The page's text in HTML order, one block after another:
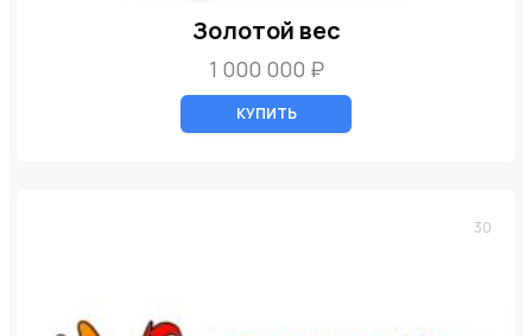
Золотой вес
1 000 000 ₽
КУПИТЬ
30